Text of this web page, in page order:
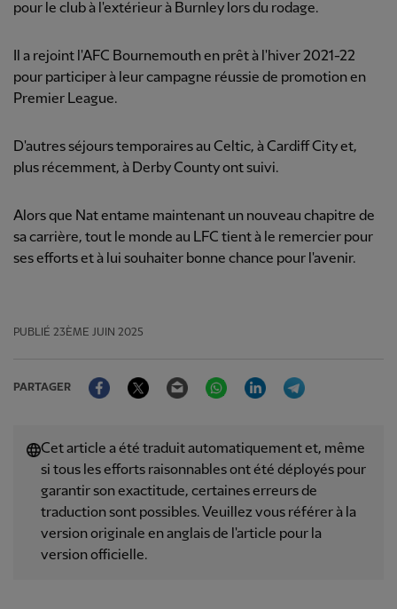
pour le club à l'extérieur à Burnley lors du rodage.
Il a rejoint l'AFC Bournemouth en prêt à l'hiver 2021-22
pour participer à leur campagne réussie de promotion en
Premier League.
D'autres séjours temporaires au Celtic, à Cardiff City et,
plus récemment, à Derby County ont suivi.
Alors que Nat entame maintenant un nouveau chapitre de
sa carrière, tout le monde au LFC tient à le remercier pour
ses efforts et à lui souhaiter bonne chance pour l'avenir.
PUBLIÉ 23ÈME JUIN 2025
PARTAGER
FacebookTwitter Email WhatsAppLinkedIn
Cet article a été traduit automatiquement et, même
si tous les efforts raisonnables ont été déployés pour
garantir son exactitude, certaines erreurs de
traduction sont possibles. Veuillez vous référer à la
version originale en anglais de l'article pour la
version officielle.